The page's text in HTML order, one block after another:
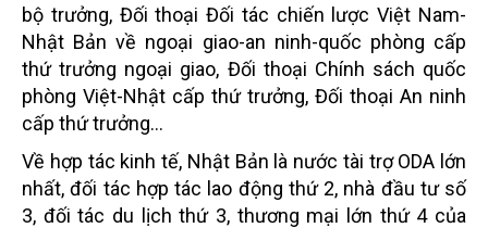
bộ trưởng, Đối thoại Đối tác chiến lược Việt Nam-
Nhật Bản về ngoại giao-an ninh-quốc phòng cấp
thứ trưởng ngoại giao, Đối thoại Chính sách quốc
phòng Việt-Nhật cấp thứ trưởng, Đối thoại An ninh
cấp thứ trưởng…
Về hợp tác kinh tế, Nhật Bản là nước tài trợ ODA lớn
nhất, đối tác hợp tác lao động thứ 2, nhà đầu tư số
3, đối tác du lịch thứ 3, thương mại lớn thứ 4 của